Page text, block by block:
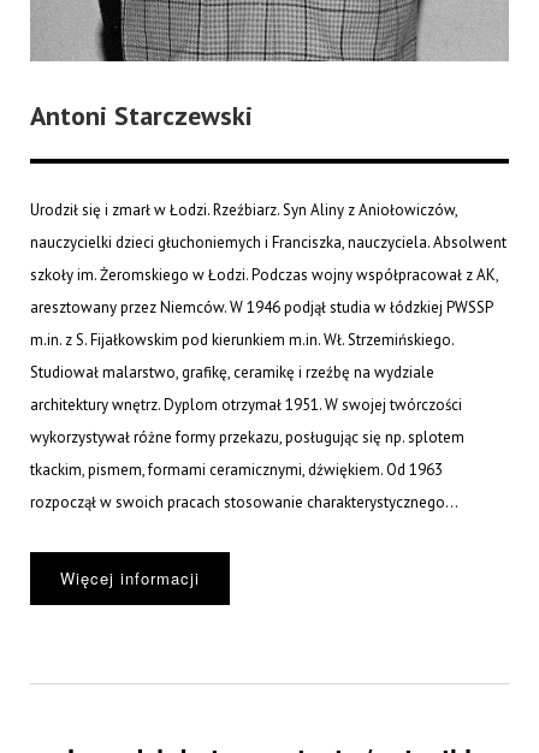
Antoni Starczewski
Urodził się i zmarł w Łodzi. Rzeźbiarz. Syn Aliny z Aniołowiczów,
nauczycielki dzieci głuchoniemych i Franciszka, nauczyciela. Absolwent
szkoły im. Żeromskiego w Łodzi. Podczas wojny współpracował z AK,
aresztowany przez Niemców. W 1946 podjął studia w łódzkiej PWSSP
m.in. z S. Fijałkowskim pod kierunkiem m.in. Wł. Strzemińskiego.
Studiował malarstwo, grafikę, ceramikę i rzeźbę na wydziale
architektury wnętrz. Dyplom otrzymał 1951. W swojej twórczości
wykorzystywał różne formy przekazu, posługując się np. splotem
tkackim, pismem, formami ceramicznymi, dźwiękiem. Od 1963
rozpoczął w swoich pracach stosowanie charakterystycznego...
Więcej informacji